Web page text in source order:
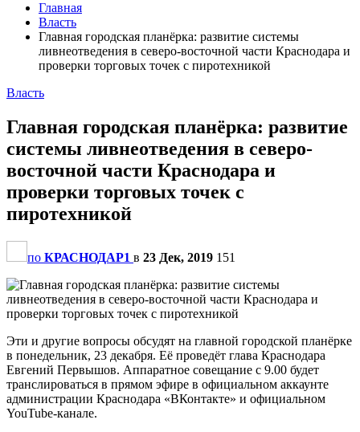
Главная
Власть
Главная городская планёрка: развитие системы
ливнеотведения в северо-восточной части Краснодара и
проверки торговых точек с пиротехникой
Власть
Главная городская планёрка: развитие
системы ливнеотведения в северо-
восточной части Краснодара и
проверки торговых точек с
пиротехникой
по КРАСНОДАР1 в 23 Дек, 2019 151
Эти и другие вопросы обсудят на главной городской планёрке
в понедельник, 23 декабря. Её проведёт глава Краснодара
Евгений Первышов. Аппаратное совещание с 9.00 будет
транслироваться в прямом эфире в официальном аккаунте
администрации Краснодара «ВКонтакте» и официальном
YouTube-канале.